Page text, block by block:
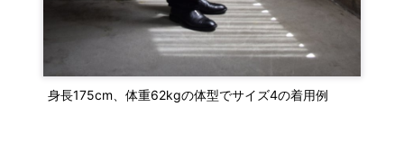
身長175cm、体重62kgの体型でサイズ4の着用例